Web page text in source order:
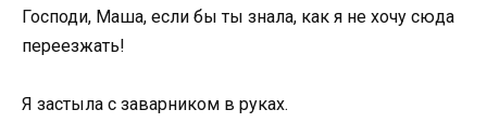
Господи, Маша, если бы ты знала, как я не хочу сюда
переезжать!
Я застыла с заварником в руках.